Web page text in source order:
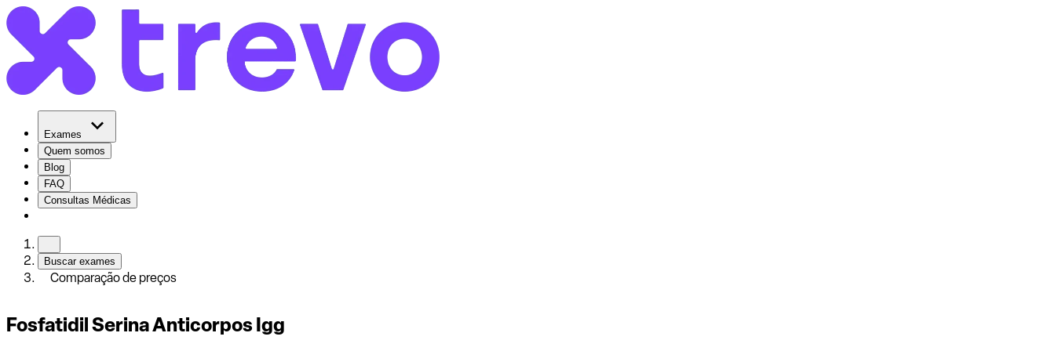
Exames
Quem somos
Blog
FAQ
Consultas Médicas
Buscar exames
Comparação de preços
Fosfatidil Serina Anticorpos Igg